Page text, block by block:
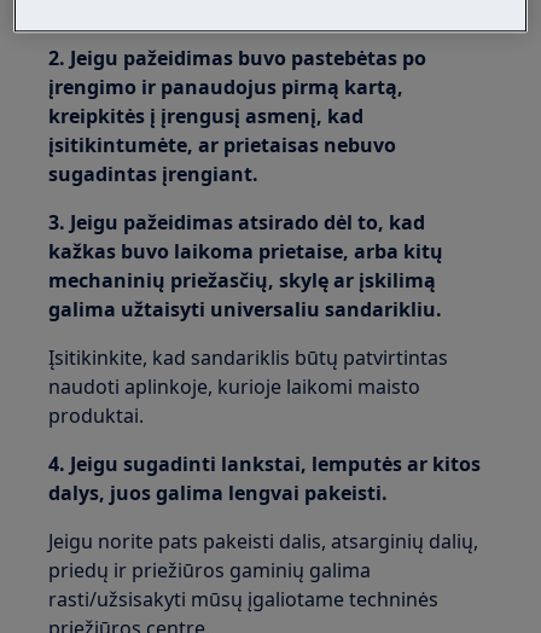
2. Jeigu pažeidimas buvo pastebėtas po
įrengimo ir panaudojus pirmą kartą,
kreipkitės į įrengusį asmenį, kad
įsitikintumėte, ar prietaisas nebuvo
sugadintas įrengiant.
3. Jeigu pažeidimas atsirado dėl to, kad
kažkas buvo laikoma prietaise, arba kitų
mechaninių priežasčių, skylę ar įskilimą
galima užtaisyti universaliu sandarikliu.
Įsitikinkite, kad sandariklis būtų patvirtintas
naudoti aplinkoje, kurioje laikomi maisto
produktai.
4. Jeigu sugadinti lankstai, lemputės ar kitos
dalys, juos galima lengvai pakeisti.
Jeigu norite pats pakeisti dalis, atsarginių dalių,
priedų ir priežiūros gaminių galima
rasti/užsisakyti mūsų įgaliotame techninės